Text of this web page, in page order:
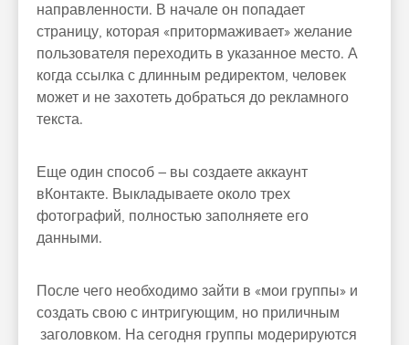
направленности. В начале он попадает
страницу, которая «притормаживает» желание
пользователя переходить в указанное место. А
когда ссылка с длинным редиректом, человек
может и не захотеть добраться до рекламного
текста.
Еще один способ – вы создаете аккаунт
вКонтакте. Выкладываете около трех
фотографий, полностью заполняете его
данными.
После чего необходимо зайти в «мои группы» и
создать свою с интригующим, но приличным
заголовком. На сегодня группы модерируются